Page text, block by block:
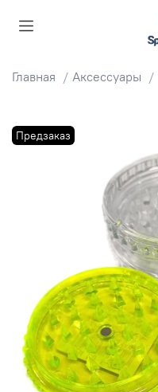
Главная Аксессуары
Предзаказ